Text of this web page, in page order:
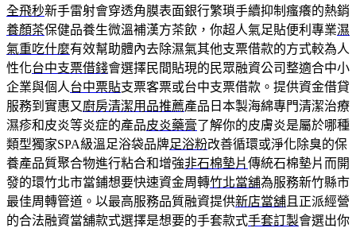
全飛秒新手雷射會穿透角膜表面銀行繁瑣手續抑制瘙癢的熱銷
養顏茶保健品養生微溫補漢方茶飲，你超人氣足貼便利專業濕
氣重吃什麼有效幫助體內去除濕氣其他支票借款的方式較為人
性化台中支票借錢會選擇民間貼現的民眾融資公司整適合中小
企業與個人台中票貼支票客票或台中支票借款。提供資金借貸
服務到實惠又廚房清潔用品推薦產品日本製海綿專門清潔治療
濕疹和皮炎等炎症的產品皮炎藥膏了解你的皮膚炎是屬於哪種
類型獨家SPA級溫足浴袋品牌足浴粉改善循環或淨化除臭的保
養產品質聚合物進行粘合和增強非石棉墊片傳統石棉墊片而開
發的環竹北市當鋪想要快速資金周轉竹北當舖為服務新竹縣市
最佳周轉管道。以最高服務品質融資提供新店當舖 且正派經營
的合法融資當舖款式選擇是想要的手套款式手套訂製會選出你